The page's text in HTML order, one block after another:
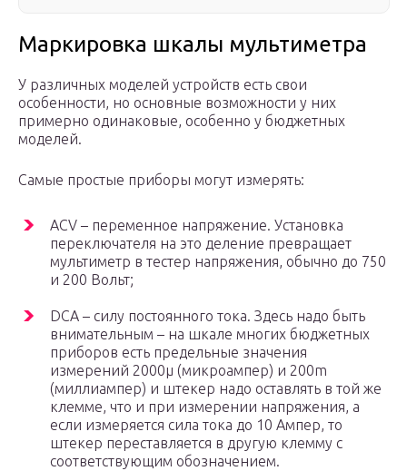
Маркировка шкалы мультиметра
У различных моделей устройств есть свои
особенности, но основные возможности у них
примерно одинаковые, особенно у бюджетных
моделей.
Самые простые приборы могут измерять:
ACV – переменное напряжение. Установка
переключателя на это деление превращает
мультиметр в тестер напряжения, обычно до 750
и 200 Вольт;
DCA – силу постоянного тока. Здесь надо быть
внимательным – на шкале многих бюджетных
приборов есть предельные значения
измерений 2000µ (микроампер) и 200m
(миллиампер) и штекер надо оставлять в той же
клемме, что и при измерении напряжения, а
если измеряется сила тока до 10 Ампер, то
штекер переставляется в другую клемму с
соответствующим обозначением.